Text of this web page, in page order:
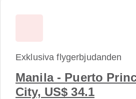
Exklusiva flygerbjudanden
Manila - Puerto
City, US$ 34.1